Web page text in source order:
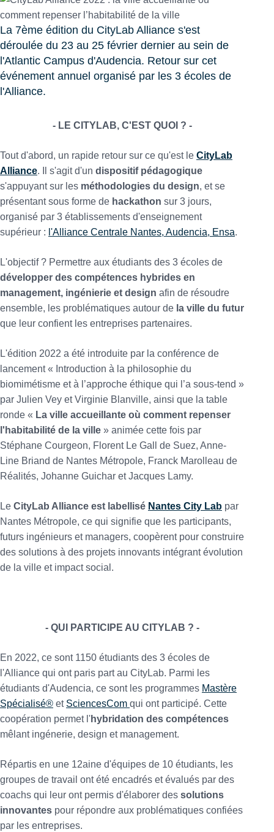
La 7ème édition du CityLab Alliance s'est
déroulée du 23 au 25 février dernier au sein de
l'Atlantic Campus d'Audencia. Retour sur cet
événement annuel organisé par les 3 écoles de
l'Alliance.
- LE CITYLAB, C'EST QUOI ? -
Tout d'abord, un rapide retour sur ce qu'est le CityLab
Alliance. Il s'agit d'un dispositif pédagogique
s'appuyant sur les méthodologies du design, et se
présentant sous forme de hackathon sur 3 jours,
organisé par 3 établissements d'enseignement
supérieur : l'Alliance Centrale Nantes, Audencia, Ensa.
L'objectif ? Permettre aux étudiants des 3 écoles de
développer des compétences hybrides en
management, ingénierie et design afin de résoudre
ensemble, les problématiques autour de la ville du futur
que leur confient les entreprises partenaires.
L'édition 2022 a été introduite par la conférence de
lancement « Introduction à la philosophie du
biomimétisme et à l’approche éthique qui l’a sous-tend »
par Julien Vey et Virginie Blanville, ainsi que la table
ronde « La ville accueillante où comment repenser
l'habitabilité de la ville » animée cette fois par
Stéphane Courgeon, Florent Le Gall de Suez, Anne-
Line Briand de Nantes Métropole, Franck Marolleau de
Réalités, Johanne Guichar et Jacques Lamy.
Le CityLab Alliance est labellisé Nantes City Lab par
Nantes Métropole, ce qui signifie que les participants,
futurs ingénieurs et managers, coopèrent pour construire
des solutions à des projets innovants intégrant évolution
de la ville et impact social.
- QUI PARTICIPE AU CITYLAB ? -
En 2022, ce sont 1150 étudiants des 3 écoles de
l'Alliance qui ont paris part au CityLab. Parmi les
étudiants d'Audencia, ce sont les programmes Mastère
Spécialisé® et SciencesCom qui ont participé. Cette
coopération permet l'hybridation des compétences
mêlant ingénerie, design et management.
Répartis en une 12aine d'équipes de 10 étudiants, les
groupes de travail ont été encadrés et évalués par des
coachs qui leur ont permis d'élaborer des solutions
innovantes pour répondre aux problématiques confiées
par les entreprises.